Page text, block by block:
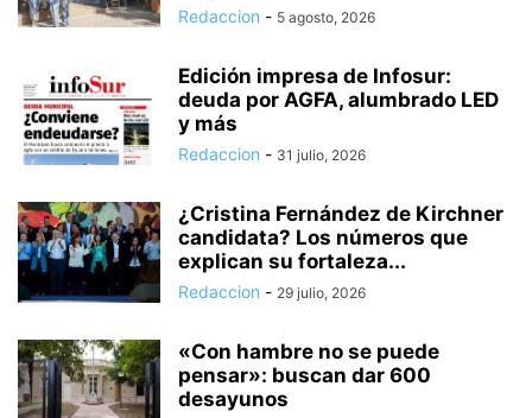
Redaccion - 5 agosto, 2026
Edición impresa de Infosur:
deuda por AGFA, alumbrado LED
y más
Redaccion - 31 julio, 2026
¿Cristina Fernández de Kirchner
candidata? Los números que
explican su fortaleza...
Redaccion - 29 julio, 2026
«Con hambre no se puede
pensar»: buscan dar 600
desayunos